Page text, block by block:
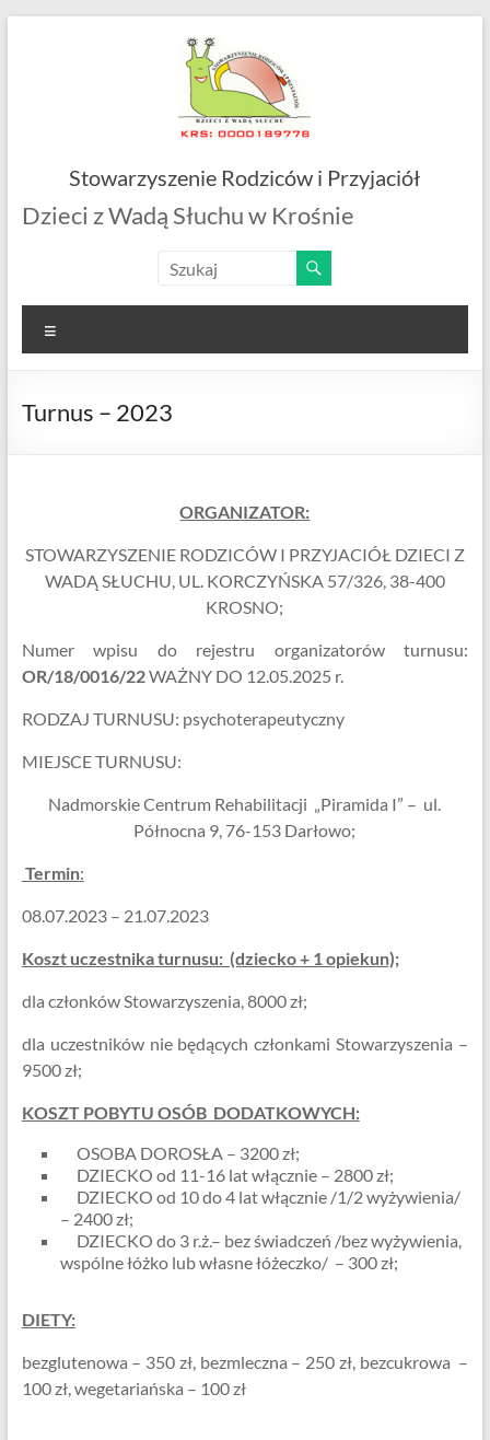
Stowarzyszenie Rodziców i Przyjaciół
Dzieci z Wadą Słuchu w Krośnie
Turnus – 2023
ORGANIZATOR:
STOWARZYSZENIE RODZICÓW I PRZYJACIÓŁ DZIECI Z
WADĄ SŁUCHU, UL. KORCZYŃSKA 57/326, 38-400
KROSNO;
Numer wpisu do rejestru organizatorów turnusu:
OR/18/0016/22WAŻNY DO 12.05.2025 r.
RODZAJ TURNUSU: psychoterapeutyczny
MIEJSCE TURNUSU:
Nadmorskie Centrum Rehabilitacji „Piramida I” – ul.
Północna 9, 76-153 Darłowo;
Termin:
08.07.2023 – 21.07.2023
Koszt uczestnika turnusu: (dziecko + 1 opiekun);
dla członków Stowarzyszenia, 8000 zł;
dla uczestników nie będących członkami Stowarzyszenia –
9500 zł;
KOSZT POBYTU OSÓB DODATKOWYCH:
OSOBA DOROSŁA – 3200 zł;
DZIECKO od 11-16 lat włącznie – 2800 zł;
DZIECKO od 10 do 4 lat włącznie /1/2 wyżywienia/
– 2400 zł;
DZIECKO do 3 r.ż.– bez świadczeń /bez wyżywienia,
wspólne łóżko lub własne łóżeczko/ – 300 zł;
DIETY:
bezglutenowa – 350 zł, bezmleczna – 250 zł, bezcukrowa –
100 zł, wegetariańska – 100 zł